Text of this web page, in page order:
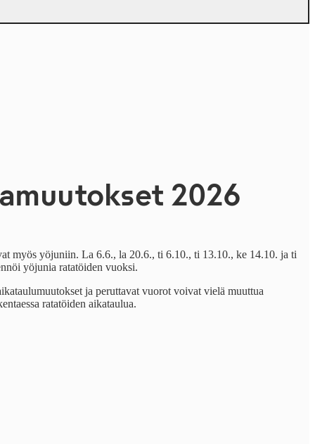
2026
myös yöjuniin. La 6.6., la 20.6., ti 6.10., ti 13.10., ke 14.10. ja ti
yöjunia ratatöiden vuoksi.
ja peruttavat vuorot voivat vielä muuttua
ratatöiden aikataulua.